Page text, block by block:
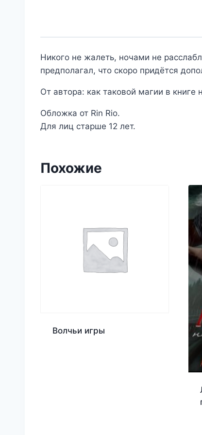
Никого не жалеть, ночами не
предполагал, что скоро придётся
От автора: как таковой магии в
Обложка от Rin Rio.
Для лиц старше 12 лет.
Похожие
Волчьи игры